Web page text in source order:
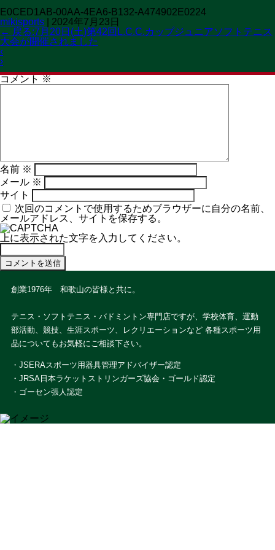
MENU
OPEN 11:00→19:30
CLOSED 火曜日
E0CED1AB-00AA-4EA6-B132-A474902E0224
mikisports
2024年7月23日
← 戻る:7月20日(土)第42回L.C.C.カップジュニアソフトテニス
大会が開催されました
‹
›
コメントを残す
メールアドレスが公開されることはありません。
いる欄は必須項目です
コメント ※
名前 ※
メール ※
サイト
次回のコメントで使用するためブラウザーに自分の名前、
メールアドレス、サイトを保存する。
上に表示された文字を入力してください。
創業1976年 和歌山の皆様と共に。
テニス・ソフトテニス・バドミントン専門店ですが、学校体育、運動
部活動、競技、生涯スポーツ、レクリエーションなど 各種スポーツ用
品についてもお気軽にご相談下さい。
・JSERAスポーツ用器具管理アドバイザー認定
・JRSA日本ラケットストリンガーズ協会・ゴールド認定
・ゴーセン張人認定